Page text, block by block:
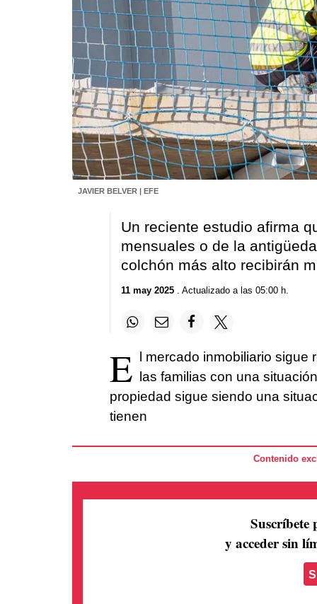
JAVIER BELVER | EFE
Un reciente estudio afirma
mensuales o de la
colchón más alto recibirán
11 may 2025. Actualizado a las 05:00 h.
E
l mercado inmobiliario
las familias con una
propiedad sigue siendo una
tienen
Contenido
Suscríbete
y acceder sin